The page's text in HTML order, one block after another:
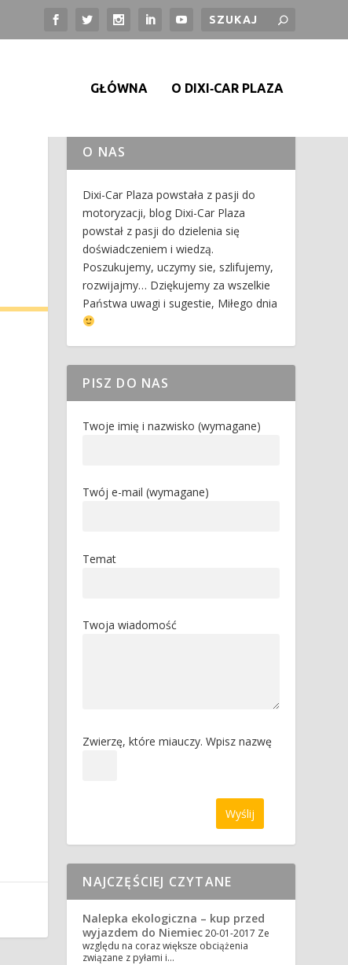
GŁÓWNA O DIXI‑CAR PLAZA
O NAS
Dixi-Car Plaza powstała z pasji do
motoryzacji, blog Dixi-Car Plaza
powstał z pasji do dzielenia się
doświadczeniem i wiedzą.
Poszukujemy, uczymy sie, szlifujemy,
rozwijajmy… Dziękujemy za wszelkie
Państwa uwagi i sugestie, Miłego dnia
PISZ DO NAS
Twoje imię i nazwisko (wymagane)
Twój e-mail (wymagane)
Temat
Twoja wiadomość
Zwierzę, które miauczy. Wpisz nazwę
NAJCZĘŚCIEJ CZYTANE
Nalepka ekologiczna – kup przed
wyjazdem do Niemiec20-01-2017 Ze
względu na coraz większe obciążenia
związane z pyłami i…